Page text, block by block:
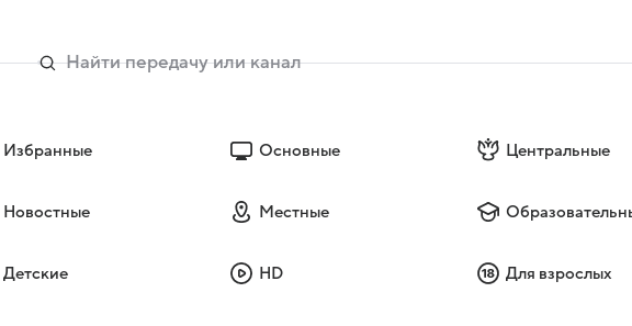
Избранные Основные Центральные
Новостные Местные
Детские HD Для взрослых